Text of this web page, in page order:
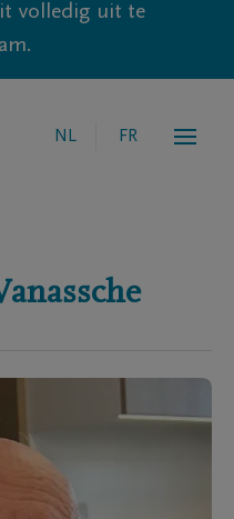
volledig uit te
NL FR